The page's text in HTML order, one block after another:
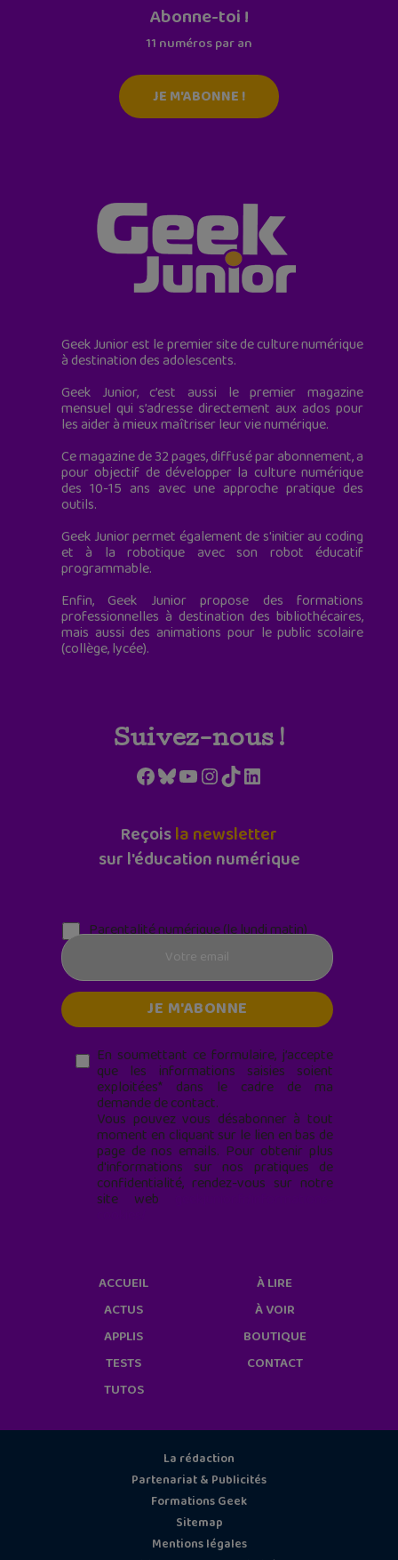
Abonne-toi !
11 numéros par an
JE M'ABONNE !
Geek Junior est le premier site de culture numérique
à destination des adolescents.
Geek Junior, c’est aussi le premier magazine
mensuel qui s’adresse directement aux ados pour
les aider à mieux maîtriser leur vie numérique.
Ce magazine de 32 pages, diffusé par abonnement, a
pour objectif de développer la culture numérique
des 10-15 ans avec une approche pratique des
outils.
Geek Junior permet également de s'initier au coding
et à la robotique avec son robot éducatif
programmable.
Enfin, Geek Junior propose des formations
professionnelles à destination des bibliothécaires,
mais aussi des animations pour le public scolaire
(collège, lycée).
Suivez-nous !
Facebook
Bluesky
YouTube
Instagram
TikTokLinkedIn
Reçoisla newsletter
sur l'éducation numérique
Parentalité numérique (le lundi matin)
En soumettant ce formulaire, j’accepte
que les informations saisies soient
exploitées* dans le cadre de ma
demande de contact.
Vous pouvez vous désabonner à tout
moment en cliquant sur le lien en bas de
page de nos emails. Pour obtenir plus
d'informations sur nos pratiques de
confidentialité, rendez-vous sur notre
site web
ACCUEIL
ACTUS
APPLIS
TESTS
TUTOS
À LIRE
À VOIR
BOUTIQUE
CONTACT
La rédaction
Partenariat & Publicités
Formations Geek
Sitemap
Mentions légales